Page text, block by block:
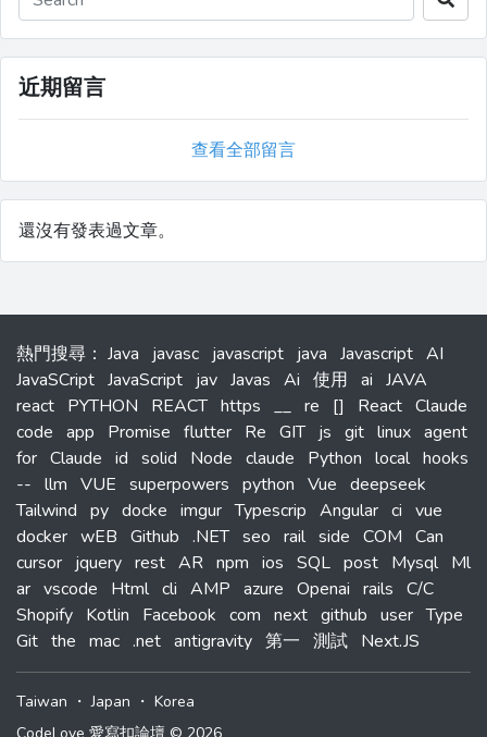
近期留言
查看全部留言
還沒有發表過文章。
熱門搜尋 ： Java javasc javascript java Javascript AI
JavaSCript JavaScript jav Javas Ai 使用 ai JAVA
react PYTHON REACT https __ re [] React Claude
code app Promise flutter Re GIT js git linux agent
for Claude id solid Node claude Python local hooks
-- llm VUE superpowers python Vue deepseek
Tailwind py docke imgur Typescrip Angular ci vue
docker wEB Github .NET seo rail side COM Can
cursor jquery rest AR npm ios SQL post Mysql Ml
ar vscode Html cli AMP azure Openai rails C/C
Shopify Kotlin Facebook com next github user Type
Git the mac .net antigravity 第一 測試 Next.JS
Taiwan ・Japan ・ Korea